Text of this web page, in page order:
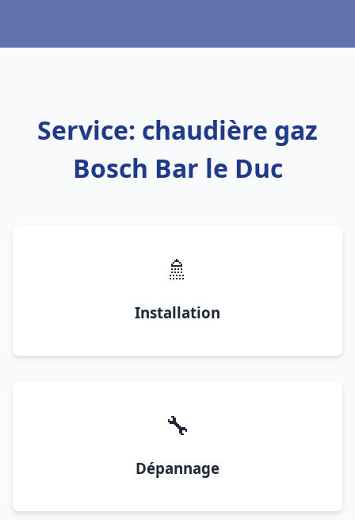
Service: chaudière gaz
Bosch Bar le Duc
🚿
Installation
🔧
Dépannage